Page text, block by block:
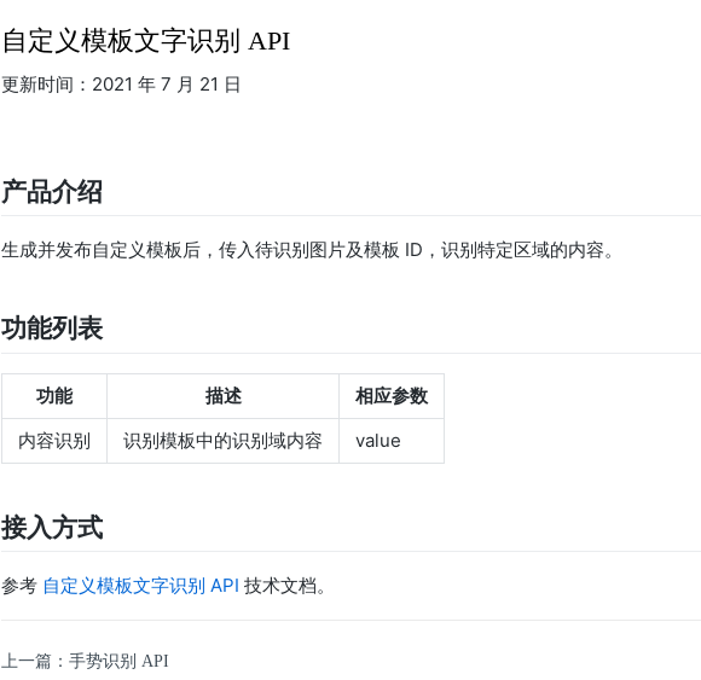
自定义模板文字识别 API
更新时间：2021 年 7 月 21 日
产品介绍
生成并发布自定义模板后，传入待识别图片及模板 ID，识别特定区域的内容。
功能列表
功能 描述
相应参数
内容识别
识别模板中的识别域内容 value
接入方式
参考 自定义模板文字识别 API 技术文档。
上一篇：手势识别 API